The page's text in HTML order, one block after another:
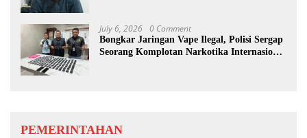
July 6, 2026 0 Comment
Bongkar Jaringan Vape Ilegal, Polisi Sergap
Seorang Komplotan Narkotika Internasional
PEMERINTAHAN